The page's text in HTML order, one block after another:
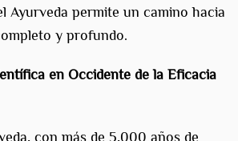
Ayurveda permite un camino hacia
y profundo.
en Occidente de la Eficacia
con más de 5,000 años de